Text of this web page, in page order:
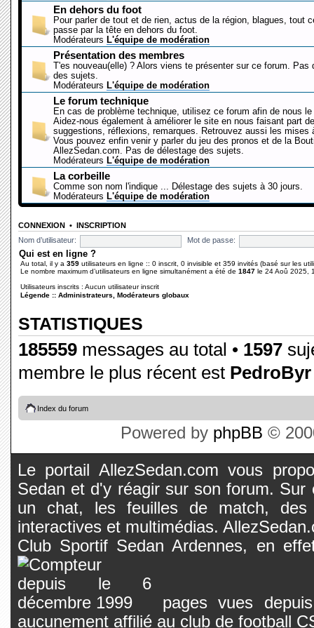
En dehors du foot
Pour parler de tout et de rien, actus de la région, blagues, tout
passe par la tête en dehors du foot.
Modérateurs L'équipe de modération
Présentation des membres
T'es nouveau(elle) ? Alors viens te présenter sur ce forum. Pas
des sujets.
Modérateurs L'équipe de modération
Le forum technique
En cas de problème technique, utilisez ce forum afin de nous le
Aidez-nous également à améliorer le site en nous faisant part
suggestions, réflexions, remarques. Retrouvez aussi les mises
Vous pouvez enfin venir y parler du jeu des pronos et de la
AllezSedan.com. Pas de délestage des sujets.
Modérateurs L'équipe de modération
La corbeille
Comme son nom l'indique ... Délestage des sujets à 30 jours.
Modérateurs L'équipe de modération
CONNEXION • INSCRIPTION
Nom d’utilisateur:
Mot de passe:
Qui est en ligne ?
Au total, il y a 359 utilisateurs en ligne :: 0 inscrit, 0 invisible et 359 invités (basé sur les
Le nombre maximum d’utilisateurs en ligne simultanément a été de 1847 le 24 Aoû 2025,
Utilisateurs inscrits : Aucun utilisateur inscrit
Légende :: Administrateurs Modérateurs globaux
STATISTIQUES
185559 messages au total • 1597
membre le plus récent est PedroByr
Index du forum
Powered by phpBB ©
Le portail AllezSedan.com vous
Sedan et d'y réagir sur son forum.
un chat, les feuilles de match, des
interactives et multimédias.
Club Sportif Sedan Ardennes, en
pages vues
aucunement affilié au club de football